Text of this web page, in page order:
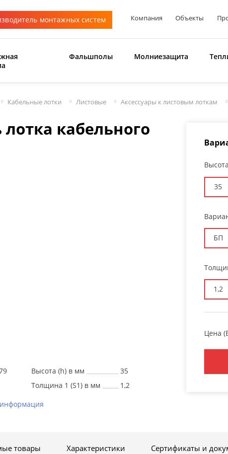
монтажных систем Компания Объекты
Фальшполы Молниезащита
Кабельные лотки Листовые Аксессуары к листовым лоткам
кабельного
Высота (h) в мм
35
Толщина 1 (S1) в мм 1,2
35
БП
1,2
Цена
товары Характеристики Сертификаты и